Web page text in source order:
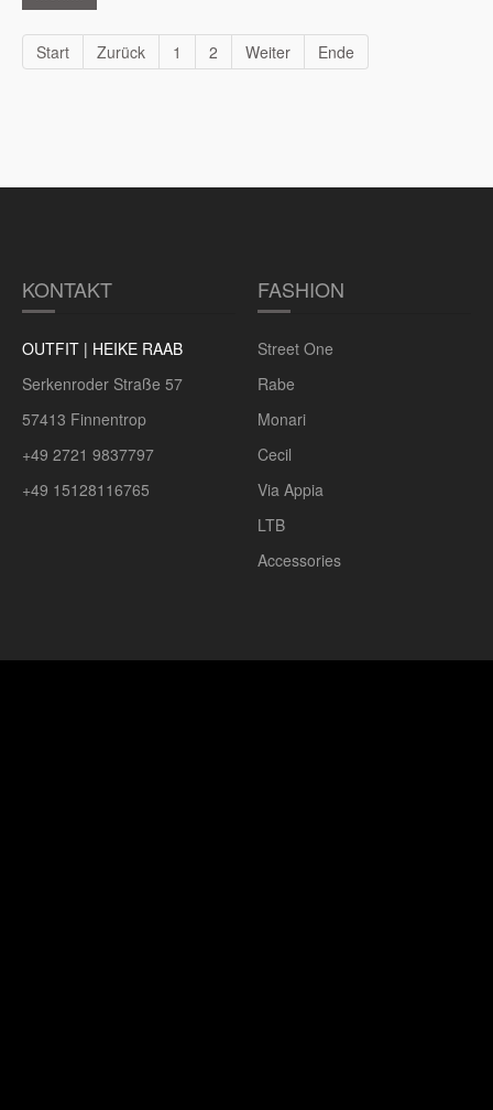
Start Zurück 1 2 Weiter Ende
KONTAKT
OUTFIT | HEIKE RAAB
Serkenroder Straße 57
57413 Finnentrop
+49 2721 9837797
+49 15128116765
FASHION
Street One
Rabe
Monari
Cecil
Via Appia
LTB
Accessories